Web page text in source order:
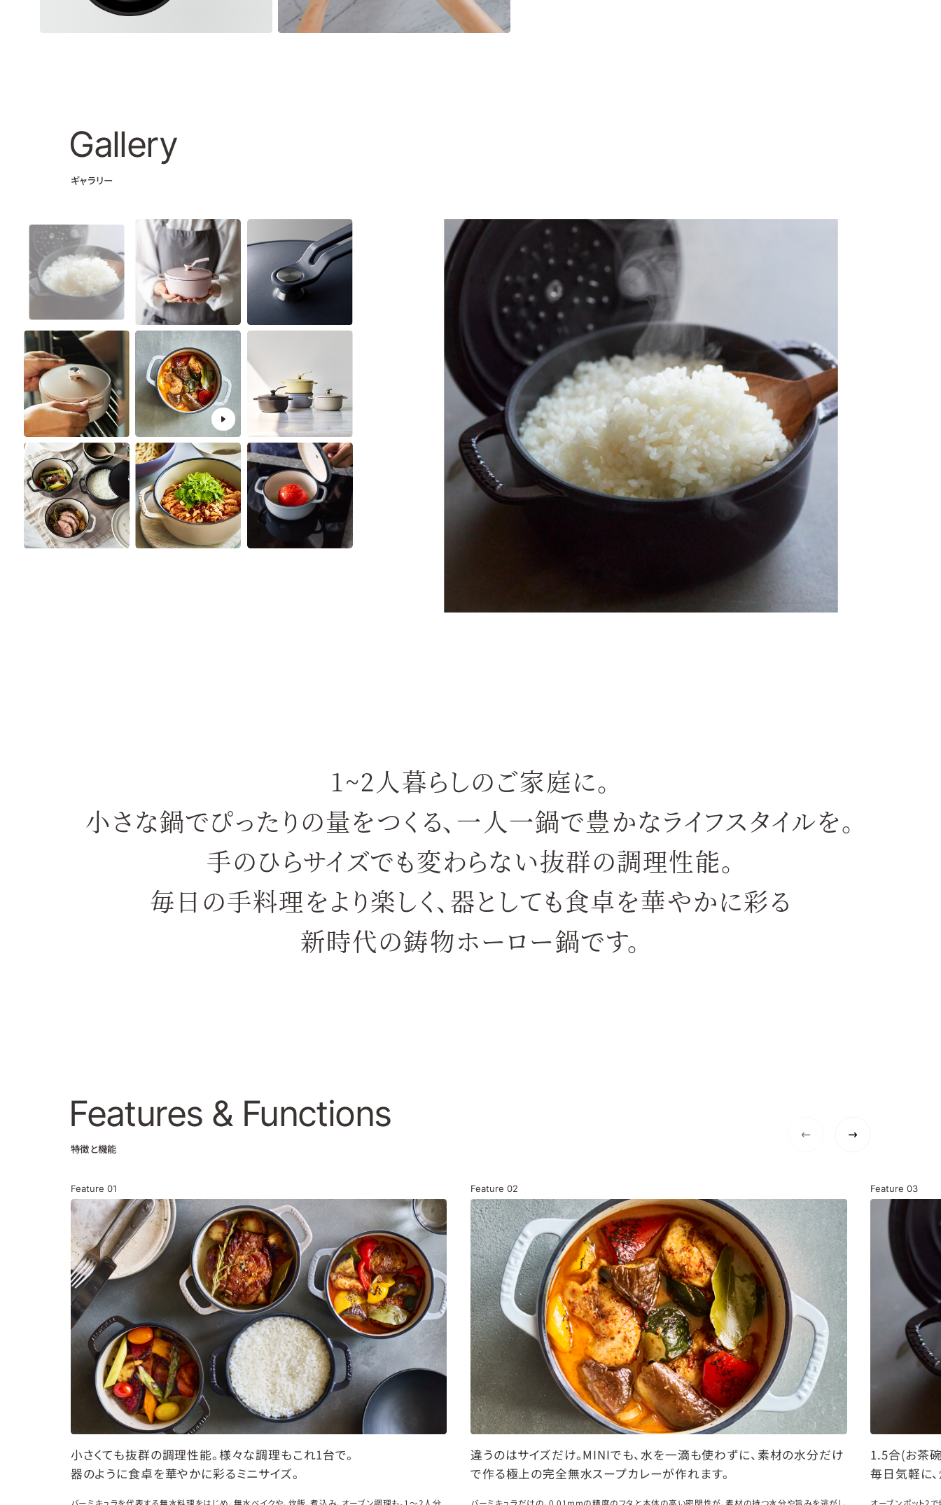
Gallery
ギャラリー
1~2人暮らしのご家庭に。
小さな鍋でぴったりの量をつくる、 一人一鍋で豊かなライフスタイルを。
手のひらサイズでも変わらない抜群の調理性能。
毎日の手料理をより楽しく、 器としても食卓を華やかに彩る
新時代の鋳物ホーロー鍋です。
Features & Functions
特徴と機能
Feature 01
小さくても抜群の調理性能。様々な調理もこれ1台で。
器のように食卓を華やかに彩るミニサイズ。
Feature 02
違うのはサイズだけ。MINIでも、水を一滴も使わずに、素材の水分だけ
で作る極上の完全無水スープカレーが作れます。
Feature03
1.5合(お茶
毎日気軽に